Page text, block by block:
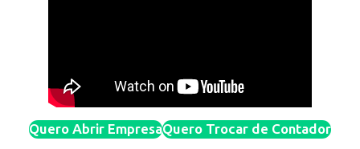
Quero Abrir EmpresaQuero Trocar de Contador